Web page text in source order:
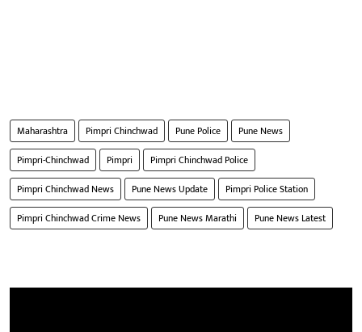
Maharashtra Pimpri Chinchwad Pune Police
Pune News
Pimpri-Chinchwad
Pimpri
Pimpri Chinchwad Police
Pimpri Chinchwad News
Pune News Update
Pimpri Police Station
Pimpri Chinchwad Crime News
Pune News Marathi Pune News Latest